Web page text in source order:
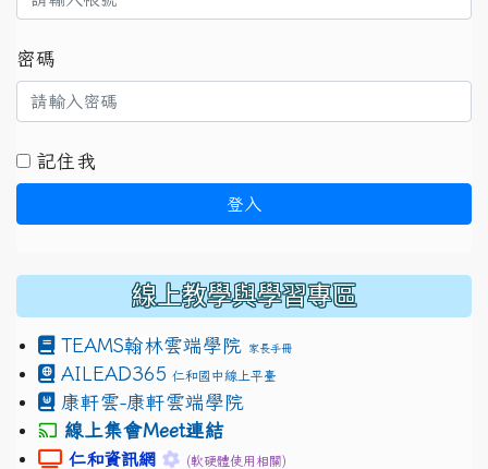
密碼
記住我
登入
線上教學與學習專區
TEAMS翰林雲端學院 家長手冊
AILEAD365 仁和國中線上平臺
康軒雲-康軒雲端學院
線上集會Meet連結
link to https://sites.google.com/
仁和資訊網 link to https://sites.google.com/
(軟硬體使用相關)